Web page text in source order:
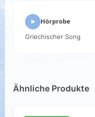
Audio-
Player
Hörprobe
Griechischer Song
Ähnliche Produkte